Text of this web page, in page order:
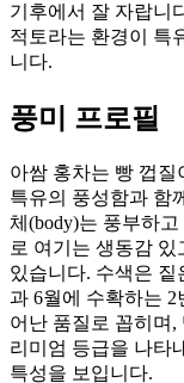
기후에서 잘 자랍니
적토라는 환경이 특
니다.
풍미 프로필
아쌈 홍차는 빵 껍
특유의 풍성함과 함
체(body)는 풍부하
로 여기는 생동감 있
있습니다. 수색은 짙
과 6월에 수확하는 2
어난 품질로 꼽히며,
리미엄 등급을 나타
특성을 보입니다.